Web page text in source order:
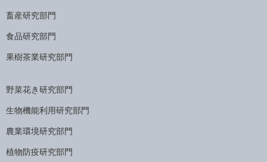
畜産研究部門
食品研究部門
果樹茶業研究部門
野菜花き研究部門
生物機能利用研究部門
農業環境研究部門
植物防疫研究部門